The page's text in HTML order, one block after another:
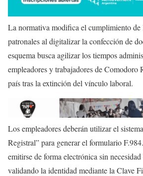
La normativa modifica el cumplimiento de
patronales al digitalizar la confección de
esquema busca agilizar los tiempos
empleadores y trabajadores de Comodoro
país tras la extinción del vínculo laboral.
Los empleadores deberán utilizar el
Registral” para generar el formulario
emitirse de forma electrónica sin
validando la identidad mediante la Clave